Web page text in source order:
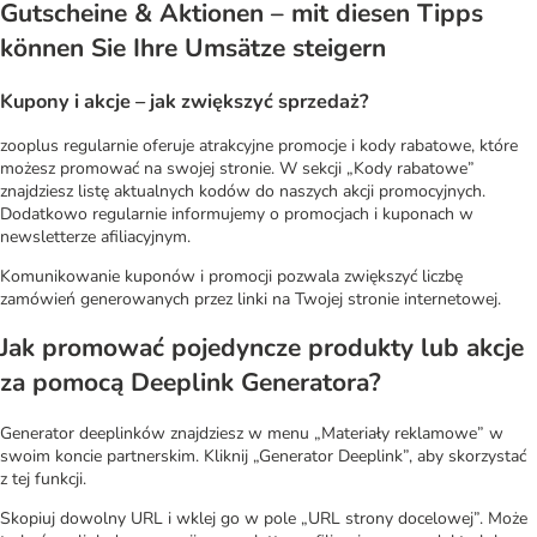
Gutscheine & Aktionen – mit diesen Tipps
können Sie Ihre Umsätze steigern
Kupony i akcje – jak zwiększyć sprzedaż?
zooplus regularnie oferuje atrakcyjne promocje i kody rabatowe, które
możesz promować na swojej stronie. W sekcji „Kody rabatowe”
znajdziesz listę aktualnych kodów do naszych akcji promocyjnych.
Dodatkowo regularnie informujemy o promocjach i kuponach w
newsletterze afiliacyjnym.
Komunikowanie kuponów i promocji pozwala zwiększyć liczbę
zamówień generowanych przez linki na Twojej stronie internetowej.
Jak promować pojedyncze produkty lub akcje
za pomocą Deeplink Generatora?
Generator deeplinków znajdziesz w menu „Materiały reklamowe” w
swoim koncie partnerskim. Kliknij „Generator Deeplink”, aby skorzystać
z tej funkcji.
Skopiuj dowolny URL i wklej go w pole „URL strony docelowej”. Może